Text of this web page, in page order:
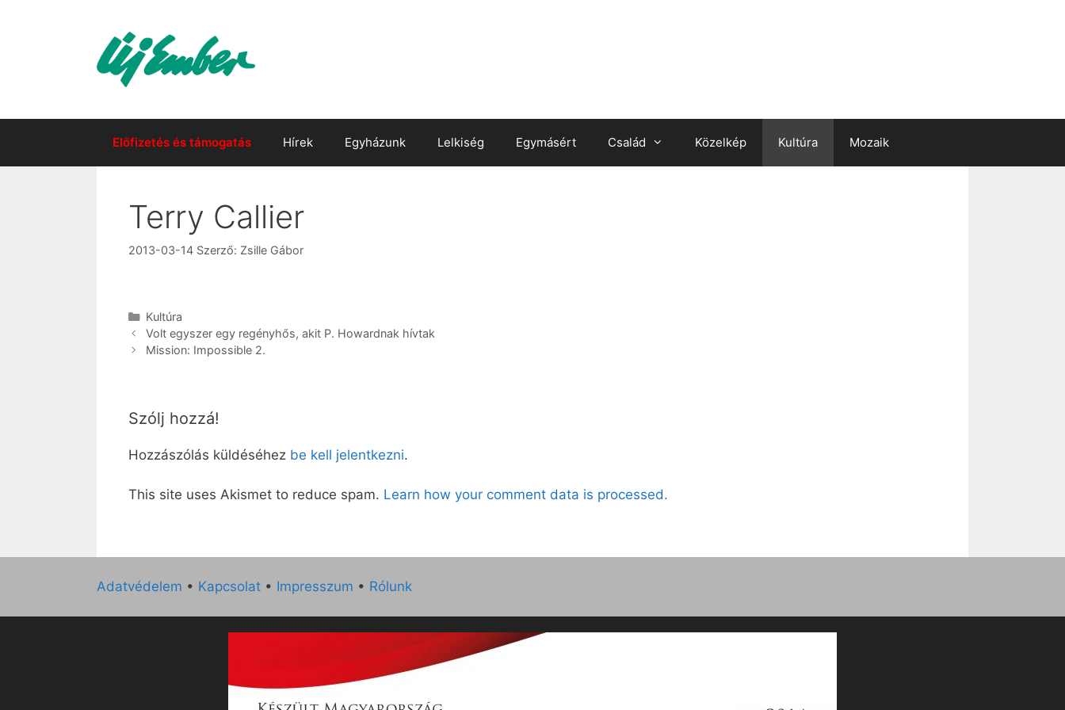
Előfizetés és támogatás Hírek Egyházunk Lelkiség Egymásért Család Közelkép Kultúra Mozaik
Terry Callier
2013-03-14 Szerző: Zsille Gábor
Kategória
Kultúra
Volt egy­szer egy re­gény­hős, akit P. Howardnak hív­tak
Mission: Impossible 2.
Szólj hozzá!
Hozzászólás küldéséhez be kell jelentkezni.
This site uses Akismet to reduce spam. Learn how your comment data is processed.
Adatvédelem • Kapcsolat • Impresszum • Rólunk